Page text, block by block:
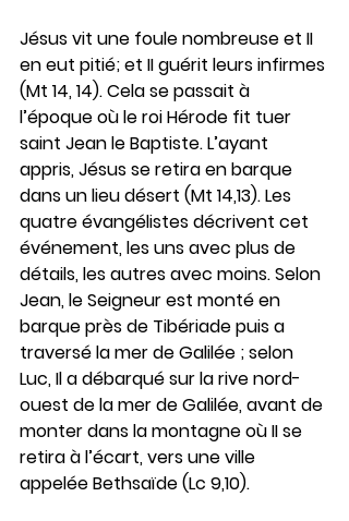
Jésus vit une foule nombreuse et II
en eut pitié; et II guérit leurs infirmes
(Mt 14, 14). Cela se passait à
l’époque où le roi Hérode fit tuer
saint Jean le Baptiste. L’ayant
appris, Jésus se retira en barque
dans un lieu désert (Mt 14,13). Les
quatre évangélistes décrivent cet
événement, les uns avec plus de
détails, les autres avec moins. Selon
Jean, le Seigneur est monté en
barque près de Tibériade puis a
traversé la mer de Galilée ; selon
Luc, Il a débarqué sur la rive nord-
ouest de la mer de Galilée, avant de
monter dans la montagne où II se
retira à l’écart, vers une ville
appelée Bethsaïde (Lc 9,10).